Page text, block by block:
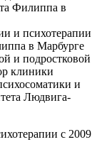
Филиппа в
и психотерапии
в Марбурге
и подростковой
клиники
и
Людвига-
с 2009